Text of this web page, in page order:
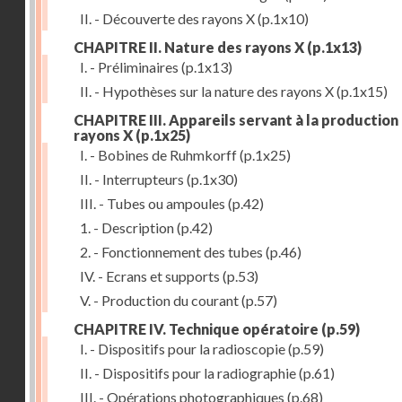
II. - Découverte des rayons X(p.1x10)
CHAPITRE II. Nature des rayons X (p.1x13)
I. - Préliminaires (p.1x13)
II. - Hypothèses sur la nature des rayons X(p.1x15)
CHAPITRE III. Appareils servant à la production
rayons X (p.1x25)
I. - Bobines de Ruhmkorff(p.1x25)
II. - Interrupteurs (p.1x30)
III. - Tubes ou ampoules (p.42)
1. - Description(p.42)
2. - Fonctionnement des tubes (p.46)
IV. - Ecrans et supports (p.53)
V. - Production du courant(p.57)
CHAPITRE IV. Technique opératoire (p.59)
I. - Dispositifs pour la radioscopie(p.59)
II. - Dispositifs pour la radiographie(p.61)
III. - Opérations photographiques (p.68)